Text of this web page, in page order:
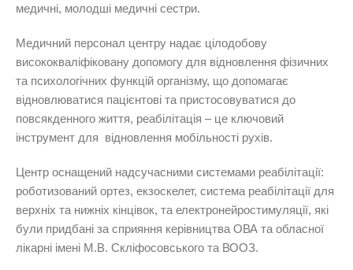
медичні, молодші медичні сестри.
Медичний персонал центру надає цілодобову
висококваліфіковану допомогу для відновлення фізичних
та психологічних функцій організму, що допомагає
відновлюватися пацієнтові та пристосовуватися до
повсякденного життя, реабілітація – це ключовий
інструмент для відновлення мобільності рухів.
Центр оснащений надсучасними системами реабілітації:
роботизований ортез, екзоскелет, система реабілітації для
верхніх та нижніх кінцівок, та електронейростимуляції, які
були придбані за сприяння керівництва ОВА та обласної
лікарні імені М.В. Скліфосовського та ВООЗ.